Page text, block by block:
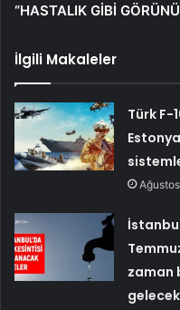
“HASTALIK GİBİ
İlgili Makaleler
Türk F-
zaman